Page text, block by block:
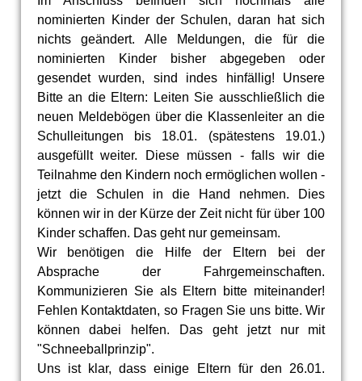
nominierten Kinder der Schulen, daran hat sich
nichts geändert. Alle Meldungen, die für die
nominierten Kinder bisher abgegeben oder
gesendet wurden, sind indes hinfällig! Unsere
Bitte an die Eltern: Leiten Sie ausschließlich die
neuen Meldebögen über die Klassenleiter an die
Schulleitungen bis 18.01. (spätestens 19.01.)
ausgefüllt weiter. Diese müssen - falls wir die
Teilnahme den Kindern noch ermöglichen wollen -
jetzt die Schulen in die Hand nehmen. Dies
können wir in der Kürze der Zeit nicht für über 100
Kinder schaffen. Das geht nur gemeinsam.
Wir benötigen die Hilfe der Eltern bei der
Absprache der Fahrgemeinschaften.
Kommunizieren Sie als Eltern bitte miteinander!
Fehlen Kontaktdaten, so Fragen Sie uns bitte. Wir
können dabei helfen. Das geht jetzt nur mit
"Schneeballprinzip".
Uns ist klar, dass einige Eltern für den 26.01.